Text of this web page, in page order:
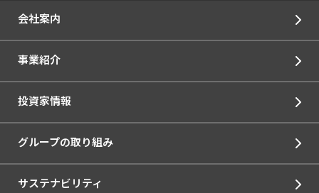
会社案内
事業紹介
投資家情報
グループの取り組み
サステナビリティ